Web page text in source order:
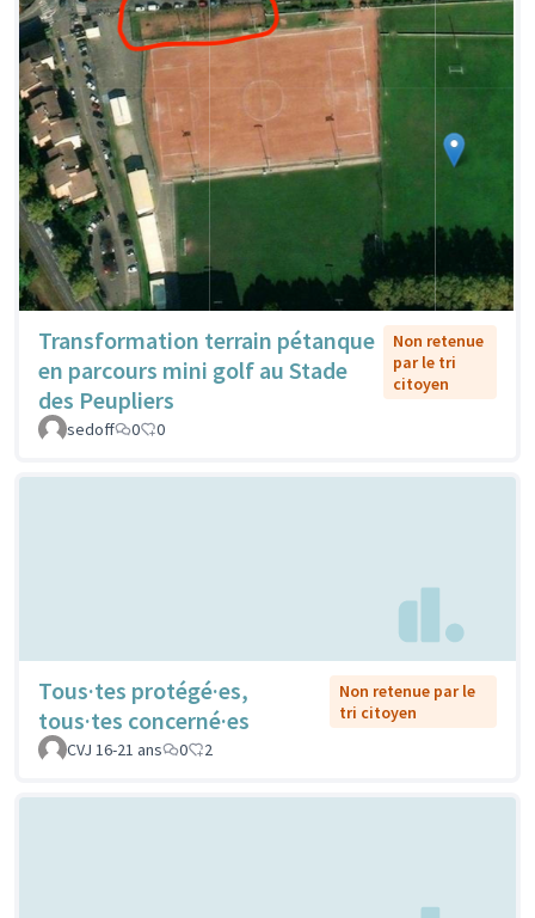
Transformation terrain pétanque
en parcours mini golf au Stade
des Peupliers
Non retenue
par le tri
citoyen
sedoff 0 0
Tous·tes protégé·es,
tous·tes concerné·es
Non retenue par le
tri citoyen
CVJ 16-21 ans
0 2